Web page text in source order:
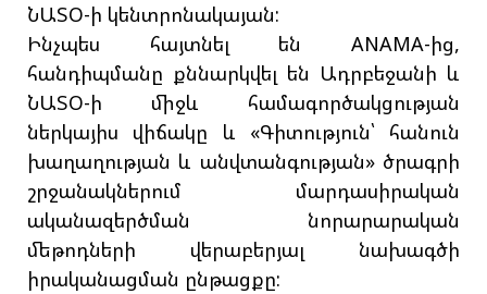
ՆԱՏՕ-ի կենտրոնակայան:
Ինչպես հայտնել են ANAMA-ից,
հանդիպմանը քննարկվել են Ադրբեջանի և
ՆԱՏՕ-ի միջև համագործակցության
ներկայիս վիճակը և «Գիտություն՝ հանուն
խաղաղության և անվտանգության» ծրագրի
շրջանակներում մարդասիրական
ականազերծման նորարարական
մեթոդների վերաբերյալ նախագծի
իրականացման ընթացքը: